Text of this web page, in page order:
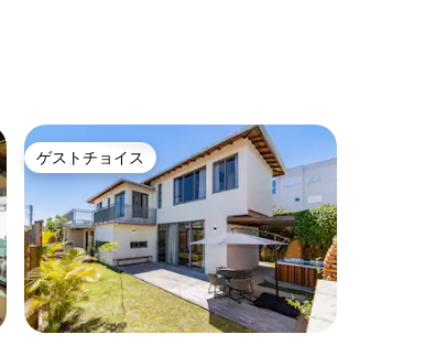
ゲストチョイス
ゲストチョイス